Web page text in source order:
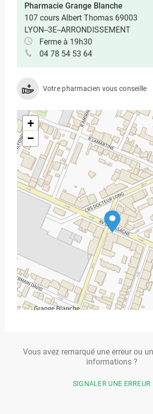
Pharmacie Grange Blanche
107 cours Albert Thomas 69003
LYON--3E--ARRONDISSEMENT
Ferme à 19h30
04 78 54 53 64
Votre pharmacien vous conseille
+
−
Vous avez remarqué une erreur ou
informations ?
SIGNALER UNE ERREUR